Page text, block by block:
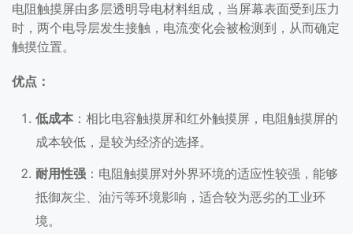
电阻触摸屏由多层透明导电材料组成，当屏幕表面受到压力
时，两个电导层发生接触，电流变化会被检测到，从而确定
触摸位置。
优点：
低成本 ：相比电容触摸屏和红外触摸屏，电阻触摸屏的
成本较低，是较为经济的选择。
耐用性强 ：电阻触摸屏对外界环境的适应性较强，能够
抵御灰尘、油污等环境影响，适合较为恶劣的工业环
境。